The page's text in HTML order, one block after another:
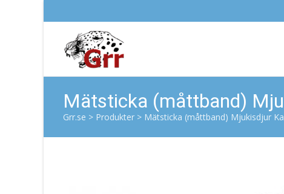
Mätsticka (måttband)
Grr.se > Produkter > Mätsticka (måttband) Mjukisdjur